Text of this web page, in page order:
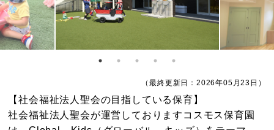
（最終更新日：2026年05月23日）
【社会福祉法人聖会の目指している保育】
社会福祉法人聖会が運営しておりますコスモス保育園